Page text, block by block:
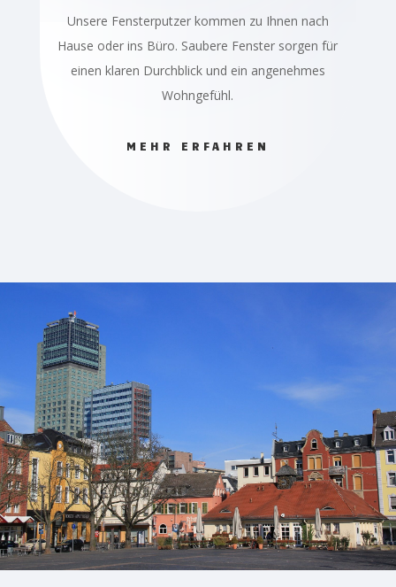
Unsere Fensterputzer kommen zu Ihnen nach
Hause oder ins Büro. Saubere Fenster sorgen für
einen klaren Durchblick und ein angenehmes
Wohngefühl.
MEHR ERFAHREN